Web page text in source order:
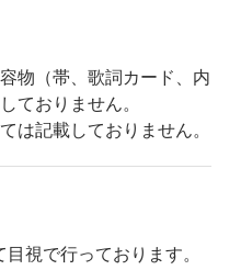
物（帯、歌詞カード、内
ておりません。
は記載しておりません。
視で行っております。